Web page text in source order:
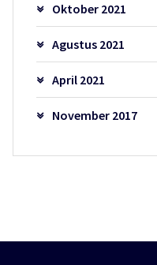
Oktober 2021
Agustus 2021
April 2021
November 2017